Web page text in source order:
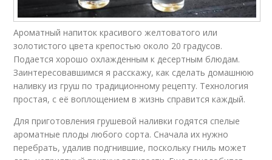
Настойка с медом
Ароматный напиток красивого желтоватого или
золотистого цвета крепостью около 20 градусов.
Подается хорошо охлажденным к десертным блюдам.
Заинтересовавшимся я расскажу, как сделать домашнюю
наливку из груш по традиционному рецепту. Технология
простая, с её воплощением в жизнь справится каждый.
Для приготовления грушевой наливки годятся спелые
ароматные плоды любого сорта. Сначала их нужно
перебрать, удалив подгнившие, поскольку гниль может